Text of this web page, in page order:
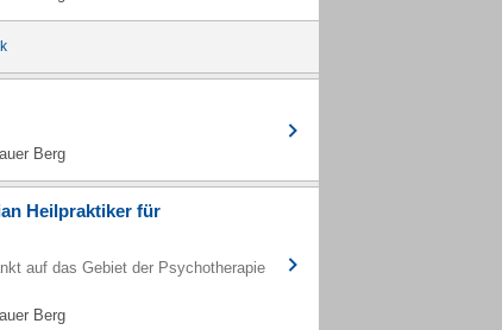
Berg
Heilpraktiker für
auf das Gebiet der Psychotherapie
Berg